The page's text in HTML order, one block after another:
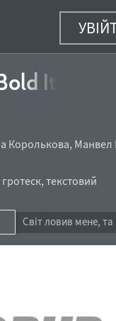
Italic
Королькова,
, текстовий
Світ ловив мене, та